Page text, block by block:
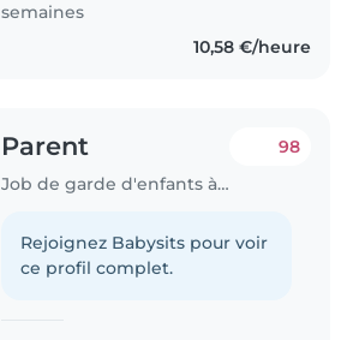
semaines
10,58 €/heure
Parent
Job de garde d'enfants à Puteaux
98
Rejoignez Babysits pour voir
ce profil complet.